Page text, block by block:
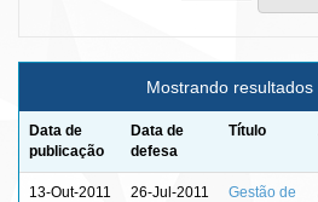
Mostrando resultados
Data de
publicação
Data de
defesa
Título
13-Out-2011 26-Jul-2011
Gestão de